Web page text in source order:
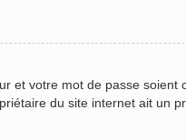
et votre mot de passe
du site internet ait un